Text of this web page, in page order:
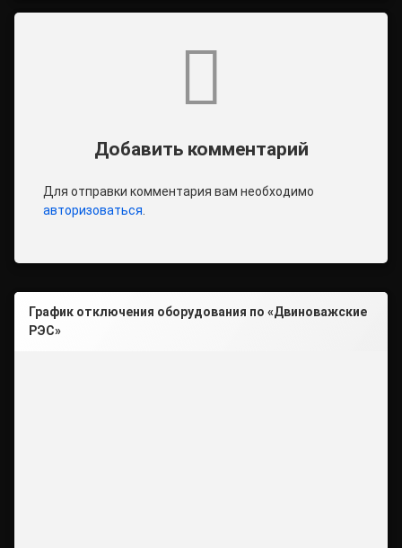
Добавить комментарий
Для отправки комментария вам необходимо
авторизоваться
График отключения оборудования по «Двиноважские
РЭС»